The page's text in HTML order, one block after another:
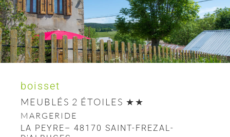
boisset
MEUBLÉS 2 ÉTOILES
MARGERIDE
LA PEYRE– 48170 SAINT-FREZAL-